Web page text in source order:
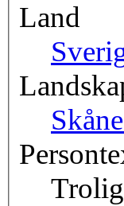
Land
Skåne